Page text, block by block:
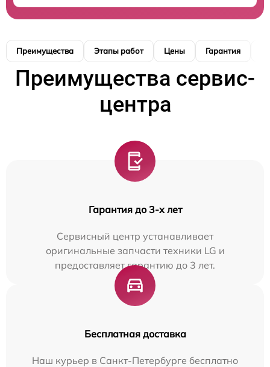
Преимущества Этапы работ Цены Гарантия
Преимущества сервис-
центра
Гарантия до 3-х лет
Сервисный центр устанавливает
оригинальные запчасти техники LG и
предоставляет гарантию до 3 лет.
Бесплатная доставка
Наш курьер в Санкт-Петербурге бесплатно